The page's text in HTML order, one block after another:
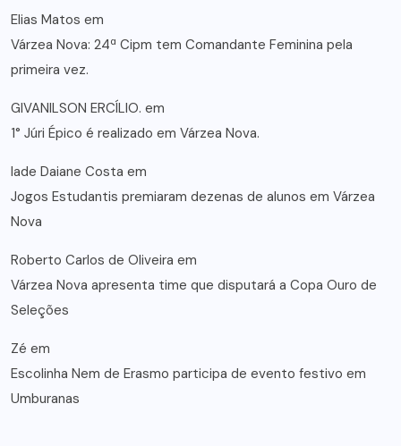
Elias Matos em
Várzea Nova: 24ª Cipm tem Comandante Feminina pela
primeira vez.
GIVANILSON ERCÍLIO. em
1° Júri Épico é realizado em Várzea Nova.
lade Daiane Costa em
Jogos Estudantis premiaram dezenas de alunos em Várzea
Nova
Roberto Carlos de Oliveira em
Várzea Nova apresenta time que disputará a Copa Ouro de
Seleções
Zé em
Escolinha Nem de Erasmo participa de evento festivo em
Umburanas